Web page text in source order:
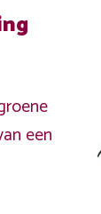
een